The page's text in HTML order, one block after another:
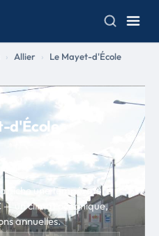
Allier
Le Mayet-d'École
d'École
une température
— un climat océanique,
annuelles.